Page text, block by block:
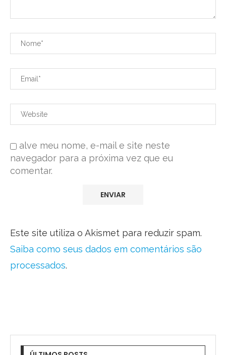
alve meu nome, e-mail e site neste
navegador para a próxima vez que eu
comentar.
Este site utiliza o Akismet para reduzir spam.
Saiba como seus dados em comentários são
processados.